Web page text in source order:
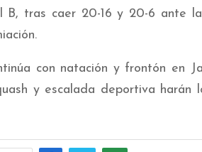
B, tras caer 20-16 y 20-6 ante
con natación y frontón en
y escalada deportiva